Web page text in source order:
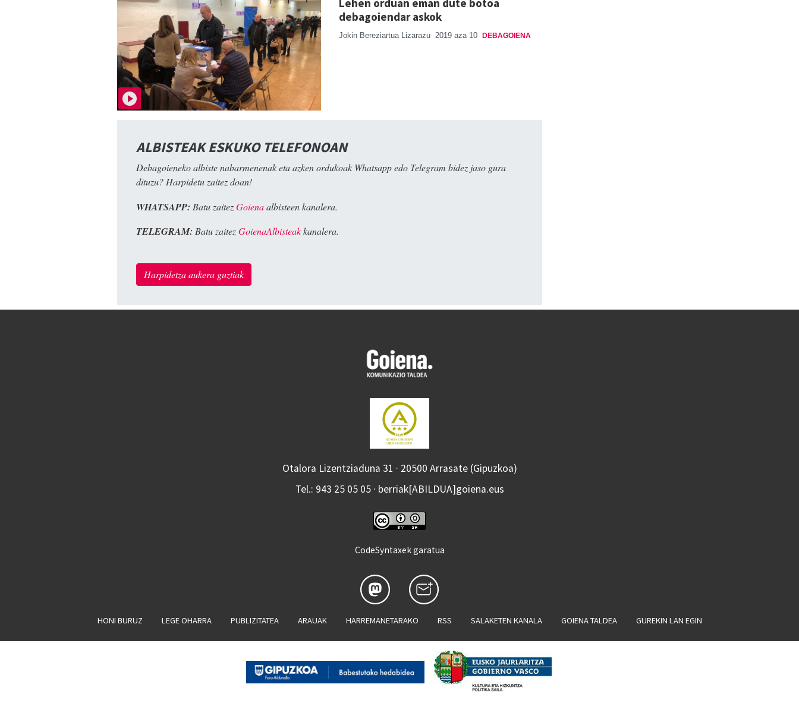
debagoiendar askok
Jokin Bereziartua Lizarazu 2019 aza 10 DEBAGOIENA
ALBISTEAK ESKUKO TELEFONOAN
Debagoieneko albiste nabarmenenak eta azken ordukoak Whatsapp edo Telegram bidez jaso gura
dituzu? Harpidetu zaitez doan!
WHATSAPP: Batu zaitezGoienaalbisteen kanalera.
TELEGRAM: Batu zaitezGoienaAlbisteakkanalera.
Harpidetza aukera guztiak
Otalora Lizentziaduna 31 · 20500 Arrasate (Gipuzkoa)
Tel.: 943 25 05 05 · berriak[ABILDUA]goiena.eus
CodeSyntaxek garatua
HONI BURUZ LEGE OHARRA PUBLIZITATEA ARAUAK HARREMANETARAKO RSS SALAKETEN KANALA GOIENA TALDEA GUREKIN LAN EGIN